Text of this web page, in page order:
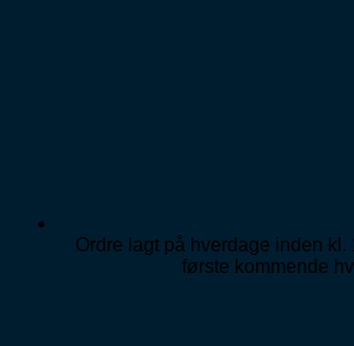
Ordre lagt på hverdage inden
første kommende